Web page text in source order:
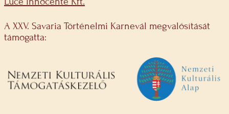
A XXV. Savaria Történelmi Karnevál megvalósítását
támogatta: